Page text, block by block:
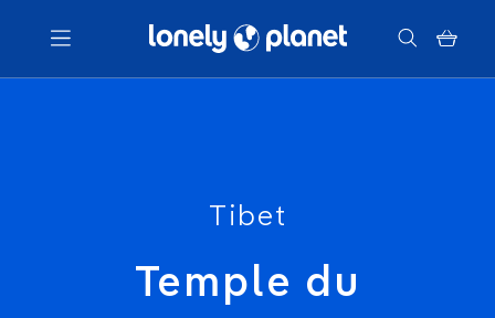
Menu
Tibet
Temple du